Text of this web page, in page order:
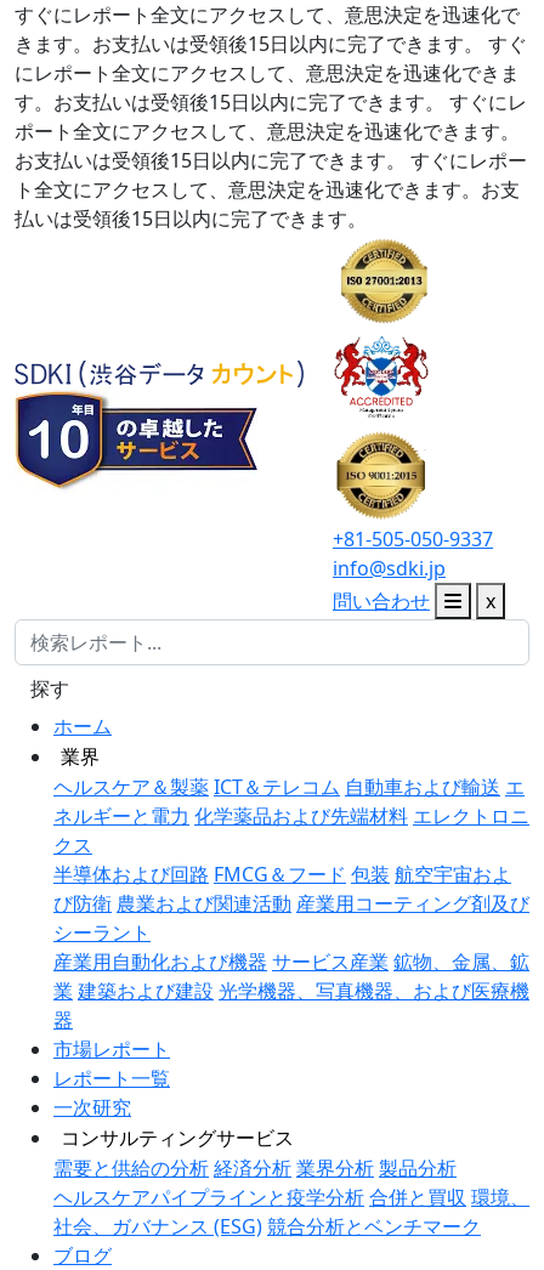
すぐにレポート全文にアクセスして、意思決定を迅速化で
きます。お支払いは受領後15日以内に完了できます。
すぐ
にレポート全文にアクセスして、意思決定を迅速化できま
す。お支払いは受領後15日以内に完了できます。
すぐにレ
ポート全文にアクセスして、意思決定を迅速化できます。
お支払いは受領後15日以内に完了できます。
すぐにレポー
ト全文にアクセスして、意思決定を迅速化できます。お支
払いは受領後15日以内に完了できます。
+81-505-050-9337
info@sdki.jp
問い合わせ
x
ホーム
業界
ヘルスケア＆製薬ICT＆テレコム 自動車および輸送 エ
ネルギーと電力 化学薬品および先端材料 エレクトロニ
クス
半導体および回路 FMCG＆フード 包装 航空宇宙およ
び防衛 農業および関連活動 産業用コーティング剤及び
シーラント
産業用自動化および機器 サービス産業 鉱物、金属、鉱
業 建築および建設 光学機器、写真機器、および医療機
器
市場レポート
レポート一覧
一次研究
コンサルティングサービス
需要と供給の分析経済分析業界分析製品分析
ヘルスケアパイプラインと疫学分析合併と買収 環境、
社会、ガバナンス (ESG)競合分析とベンチマーク
ブログ
探す